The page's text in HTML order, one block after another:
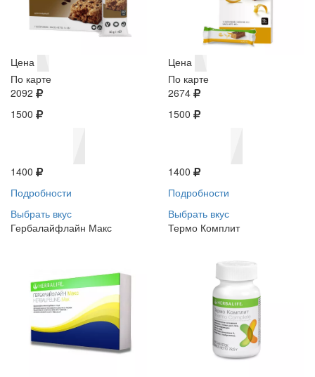
Цена
По карте
2092
1500
1400
Подробности
Выбрать вкус
Цена
По карте
2674
1500
1400
Подробности
Выбрать вкус
Гербалайфлайн Макс
Термо Комплит